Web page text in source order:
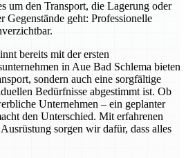
um den Transport, die Lagerung oder
Gegenstände geht: Professionelle
bereits mit der ersten
in Aue Bad Schlema bieten
sondern auch eine sorgfältige
Bedürfnisse abgestimmt ist. Ob
Unternehmen – ein geplanter
den Unterschied. Mit erfahrenen
sorgen wir dafür, dass alles